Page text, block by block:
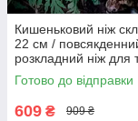
Кишеньковий ніж
22 см /
розкладний ніж для
EDC, машини, АК-180
Готово до відправки
609 ₴ 909 ₴